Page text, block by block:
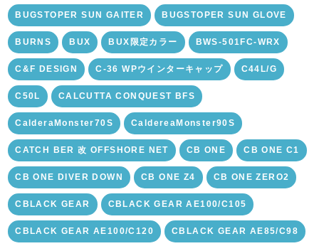
BUGSTOPER SUN GAITER BUGSTOPER SUN GLOVE
BURNS BUX BUX限定カラー BWS-501FC-WRX
C&F DESIGN C-36 WPウインターキャップ C44L/G
C50L CALCUTTA CONQUEST BFS
CalderaMonster70S CaldereaMonster90S
CATCH BER 改 OFFSHORE NET CB ONE CB ONE C1
CB ONE DIVER DOWN CB ONE Z4 CB ONE ZERO2
CBLACK GEAR CBLACK GEAR AE100/C105
CBLACK GEAR AE100/C120 CBLACK GEAR AE85/C98